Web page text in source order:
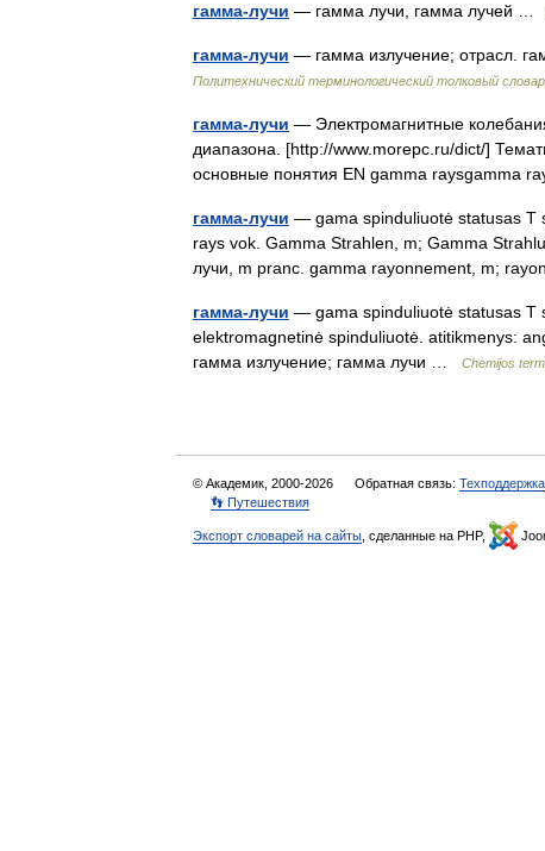
гамма-лучи — гамма лучи, гамма лучей …
гамма-лучи — гамма излучение; отрасл.
Политехнический терминологический толковый
гамма-лучи — Электромагнитные
диапазона. [http://www.morepc.ru/dict/]
основные понятия EN gamma raysgamma
гамма-лучи — gama spinduliuotė statusas T
rays vok. Gamma Strahlen, m; Gamma
лучи, m pranc. gamma rayonnement, m;
гамма-лучи — gama spinduliuotė statusas T
elektromagnetinė spinduliuotė. atitikmenys:
гамма излучение; гамма лучи …
Chemijos
© Академик, 2000-2026 Обратная связь: Техподдержка
👣 Путешествия
Экспорт словарей на сайты , сделанные на PHP,